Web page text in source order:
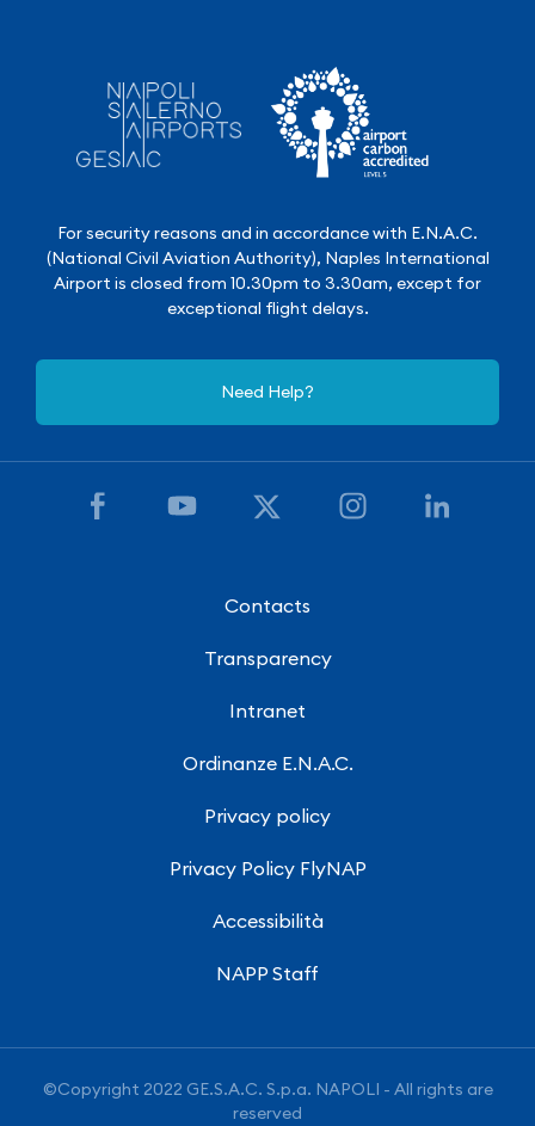
For security reasons and in accordance with E.N.A.C.
(National Civil Aviation Authority), Naples International
Airport is closed from 10.30pm to 3.30am, except for
exceptional flight delays.
Need Help?
Contacts
Transparency
Intranet
Ordinanze E.N.A.C.
Privacy policy
Privacy Policy FlyNAP
Accessibilità
NAPP Staff
©Copyright 2022 GE.S.A.C. S.p.a. NAPOLI - All rights are
reserved